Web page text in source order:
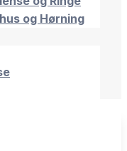
og Hørning